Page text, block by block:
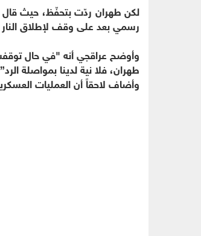
لكن طهران ردّت بتحفّظ، حيث قال
رسمي بعد على وقف لإطلاق النار
طهران، فلا نية لدينا بمواصلة
وأضاف لاحقاً أن العمليات العسكرية